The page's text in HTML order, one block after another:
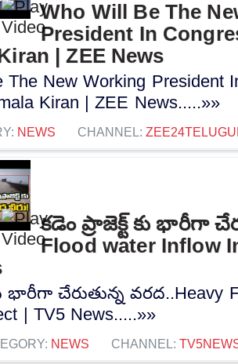
Who Will Be The
President In
| ZEE News
The New Working President
Kiran | ZEE News.....»»
NEWS CHANNEL:
కడెం ప్రాజెక్ట్ కు భారీగా
Flood water Inflow
భారీగా చేరుతున్న వరద..Heavy
| TV5 News.....»»
NEWS CHANNEL: